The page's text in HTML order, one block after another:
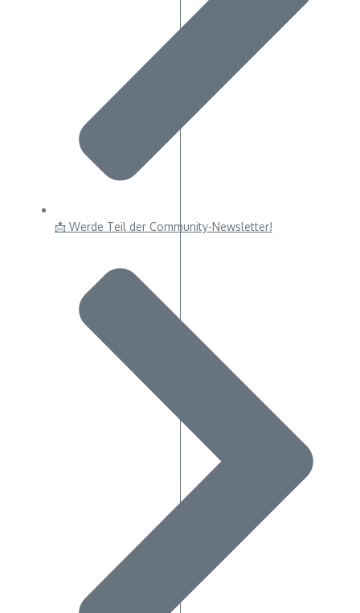
📩 Werde Teil der Community-Newsletter!